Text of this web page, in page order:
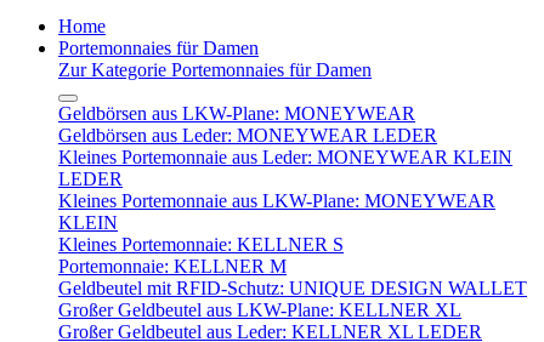
Home
Portemonnaies für Damen
Zur Kategorie Portemonnaies für Damen
Geldbörsen aus LKW-Plane: MONEYWEAR
Geldbörsen aus Leder: MONEYWEAR LEDER
Kleines Portemonnaie aus Leder: MONEYWEAR KLEIN
LEDER
Kleines Portemonnaie aus LKW-Plane: MONEYWEAR
KLEIN
Kleines Portemonnaie: KELLNER S
Portemonnaie: KELLNER M
Geldbeutel mit RFID-Schutz: UNIQUE DESIGN WALLET
Großer Geldbeutel aus LKW-Plane: KELLNER XL
Großer Geldbeutel aus Leder: KELLNER XL LEDER